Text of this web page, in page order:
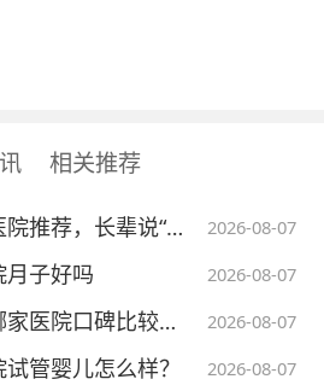
是否缺乏维生素D？我
OH）D水平低于25钠摩尔/
相关推荐
2026-08-07
花眼”突然变好了是怎么回事？
2026-08-07
月子好吗
2026-08-07
谱？看东西发雾别当老花拖！
2026-08-07
管婴儿怎么样？